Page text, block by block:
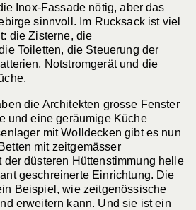
Inox-Fassade nötig, aber das
sinnvoll. Im Rucksack ist viel
die Zisterne, die
Toiletten, die Steuerung der
Notstromgerät und die
die Architekten grosse Fenster
und eine geräumige Küche
mit Wolldecken gibt es nun
mit zeitgemässer
der düsteren Hüttenstimmung helle
geschreinerte Einrichtung. Die
Beispiel, wie zeitgenössische
erweitern kann. Und sie ist ein